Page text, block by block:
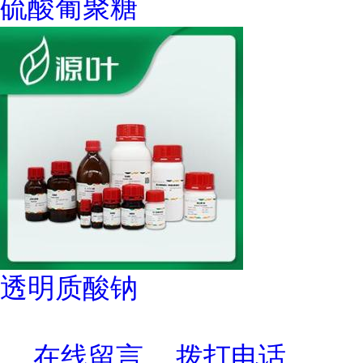
硫酸葡聚糖
透明质酸钠
在线留言 拨打电话